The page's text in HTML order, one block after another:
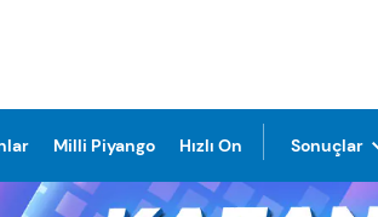
Milli Piyango Hızlı On Sonuçlar